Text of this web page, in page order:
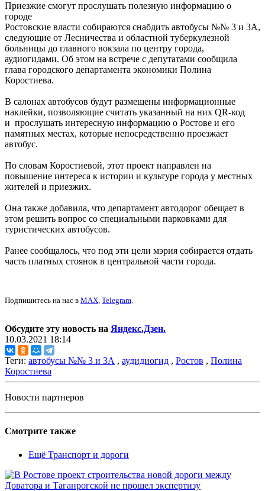
Приезжие смогут прослушать полезную информацию о
городе
Ростовские власти собираются снабдить автобусы №№ 3 и 3А,
следующие от Лесничества и областной туберкулезной
больницы до главного вокзала по центру города,
аудиогидами. Об этом на встрече с депутатами сообщила
глава городского департамента экономики Полина
Коростиева.
В салонах автобусов будут размещены информационные
наклейки, позволяющие считать указанный на них QR-код
и прослушать интересную информацию о Ростове и его
памятных местах, которые непосредственно проезжает
автобус.
По словам Коростиевой, этот проект направлен на
повышение интереса к истории и культуре города у местных
жителей и приезжих.
Она также добавила, что департамент автодорог обещает в
этом решить вопрос со специальными парковками для
туристических автобусов.
Ранее сообщалось, что под эти цели мэрия собирается отдать
часть платных стоянок в центральной части города.
Подпишитесь на нас в MAX, Telegram.
Обсудите эту новость на Яндекс.Дзен.
10.03.2021 18:14
Теги: автобусы №№ 3 и 3А , аудидиогид , Ростов , Полина
Коростиева
Новости партнеров
Смотрите также
Ещё Транспорт и дороги